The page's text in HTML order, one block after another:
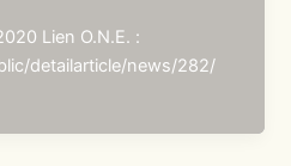
Lien O.N.E. :
detailarticle/news/282/